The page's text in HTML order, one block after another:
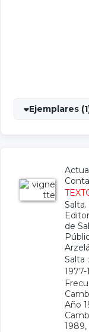
Ejemplares
de
Salta
1977-
Año